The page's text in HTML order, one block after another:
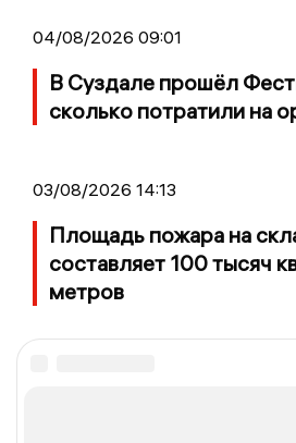
04/08/2026 09:01
В Суздале прошёл
сколько потратили на
03/08/2026 14:13
Площадь пожара на
составляет 100 тысяч
метров